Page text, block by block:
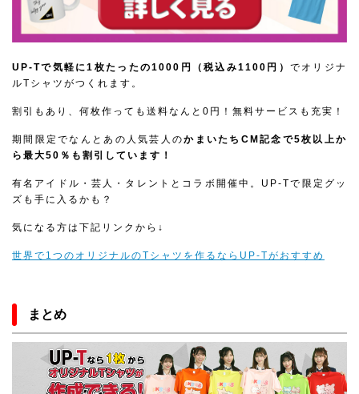
UP-Tで気軽に1枚たったの1000円（税込み1100円） でオリジナ
ルTシャツがつくれます。
割引もあり、何枚作っても送料なんと0円！無料サービスも充実！
期間限定でなんとあの人気芸人のかまいたちCM記念で5枚以上か
ら最大50％も割引しています！
有名アイドル・芸人・タレントとコラボ開催中。UP-Tで限定グッ
ズも手に入るかも？
気になる方は下記リンクから↓
世界で1つのオリジナルのTシャツを作るならUP-Tがおすすめ
まとめ